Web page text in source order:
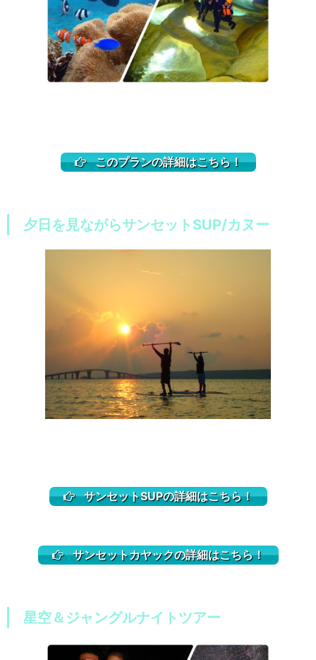
このプランの詳細はこちら！
夕日を見ながらサンセットSUP/カヌー
サンセットSUPの詳細はこちら！
サンセットカヤックの詳細はこちら！
星空＆ジャングルナイトツアー